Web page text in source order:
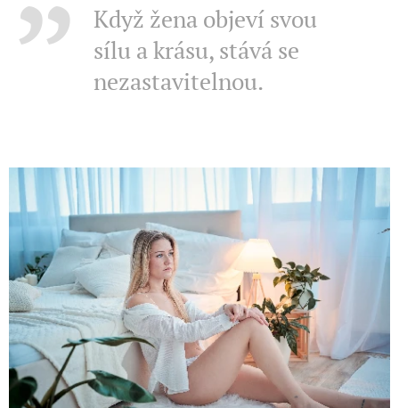
Když žena objeví svou
sílu a krásu, stává se
nezastavitelnou.